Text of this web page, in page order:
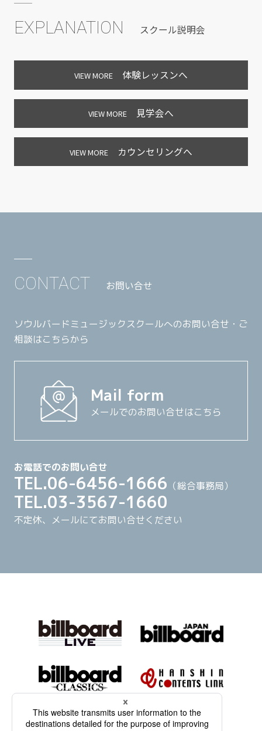
EXPLANATION スクール説明会
VIEW MORE 体験レッスンへ
VIEW MORE 見学会へ
VIEW MORE カウンセリングへ
CONTACT お問い合せ
ソウルバードミュージックスクールへのお問い合せ・ご
相談はこちらから
Mail form
メールでのお問い合せはこちら
お電話でのお問い合せ
TEL.06-6456-1666 （総合事務局）
TEL.03-3567-1660
不定休、メールにてお問い合せください